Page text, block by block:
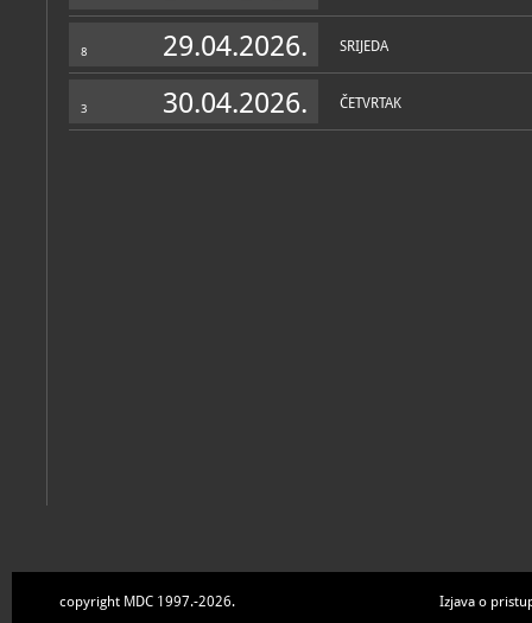
8 29.04.2026. SRIJEDA
3 30.04.2026. ČETVRTAK
copyright MDC 1997.-2026. Izjava o